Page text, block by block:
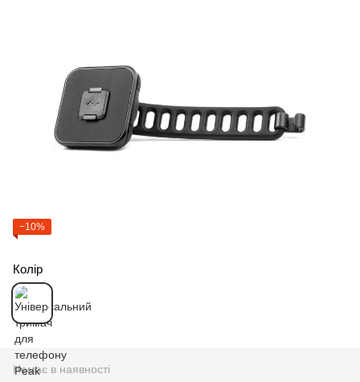
−10%
Колір
Немає в наявності